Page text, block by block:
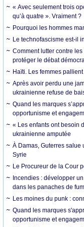
« Avec seulement trois
qu’à quatre ». Vraiment ?
Pourquoi les hommes
Le technofascisme est-il
Comment lutter contre
protéger le débat
Haïti. Les femmes
Après avoir perdu une
ukrainienne refuse de
Quand les marques
opportunisme et
« Les enfants ont besoin
ukrainienne amputée
À Damas, Guterres
Syrie
Le Procureur de la Cour
Incendies : développer
dans les panaches de
Les moines du punk :
Quand les marques
opportunisme et